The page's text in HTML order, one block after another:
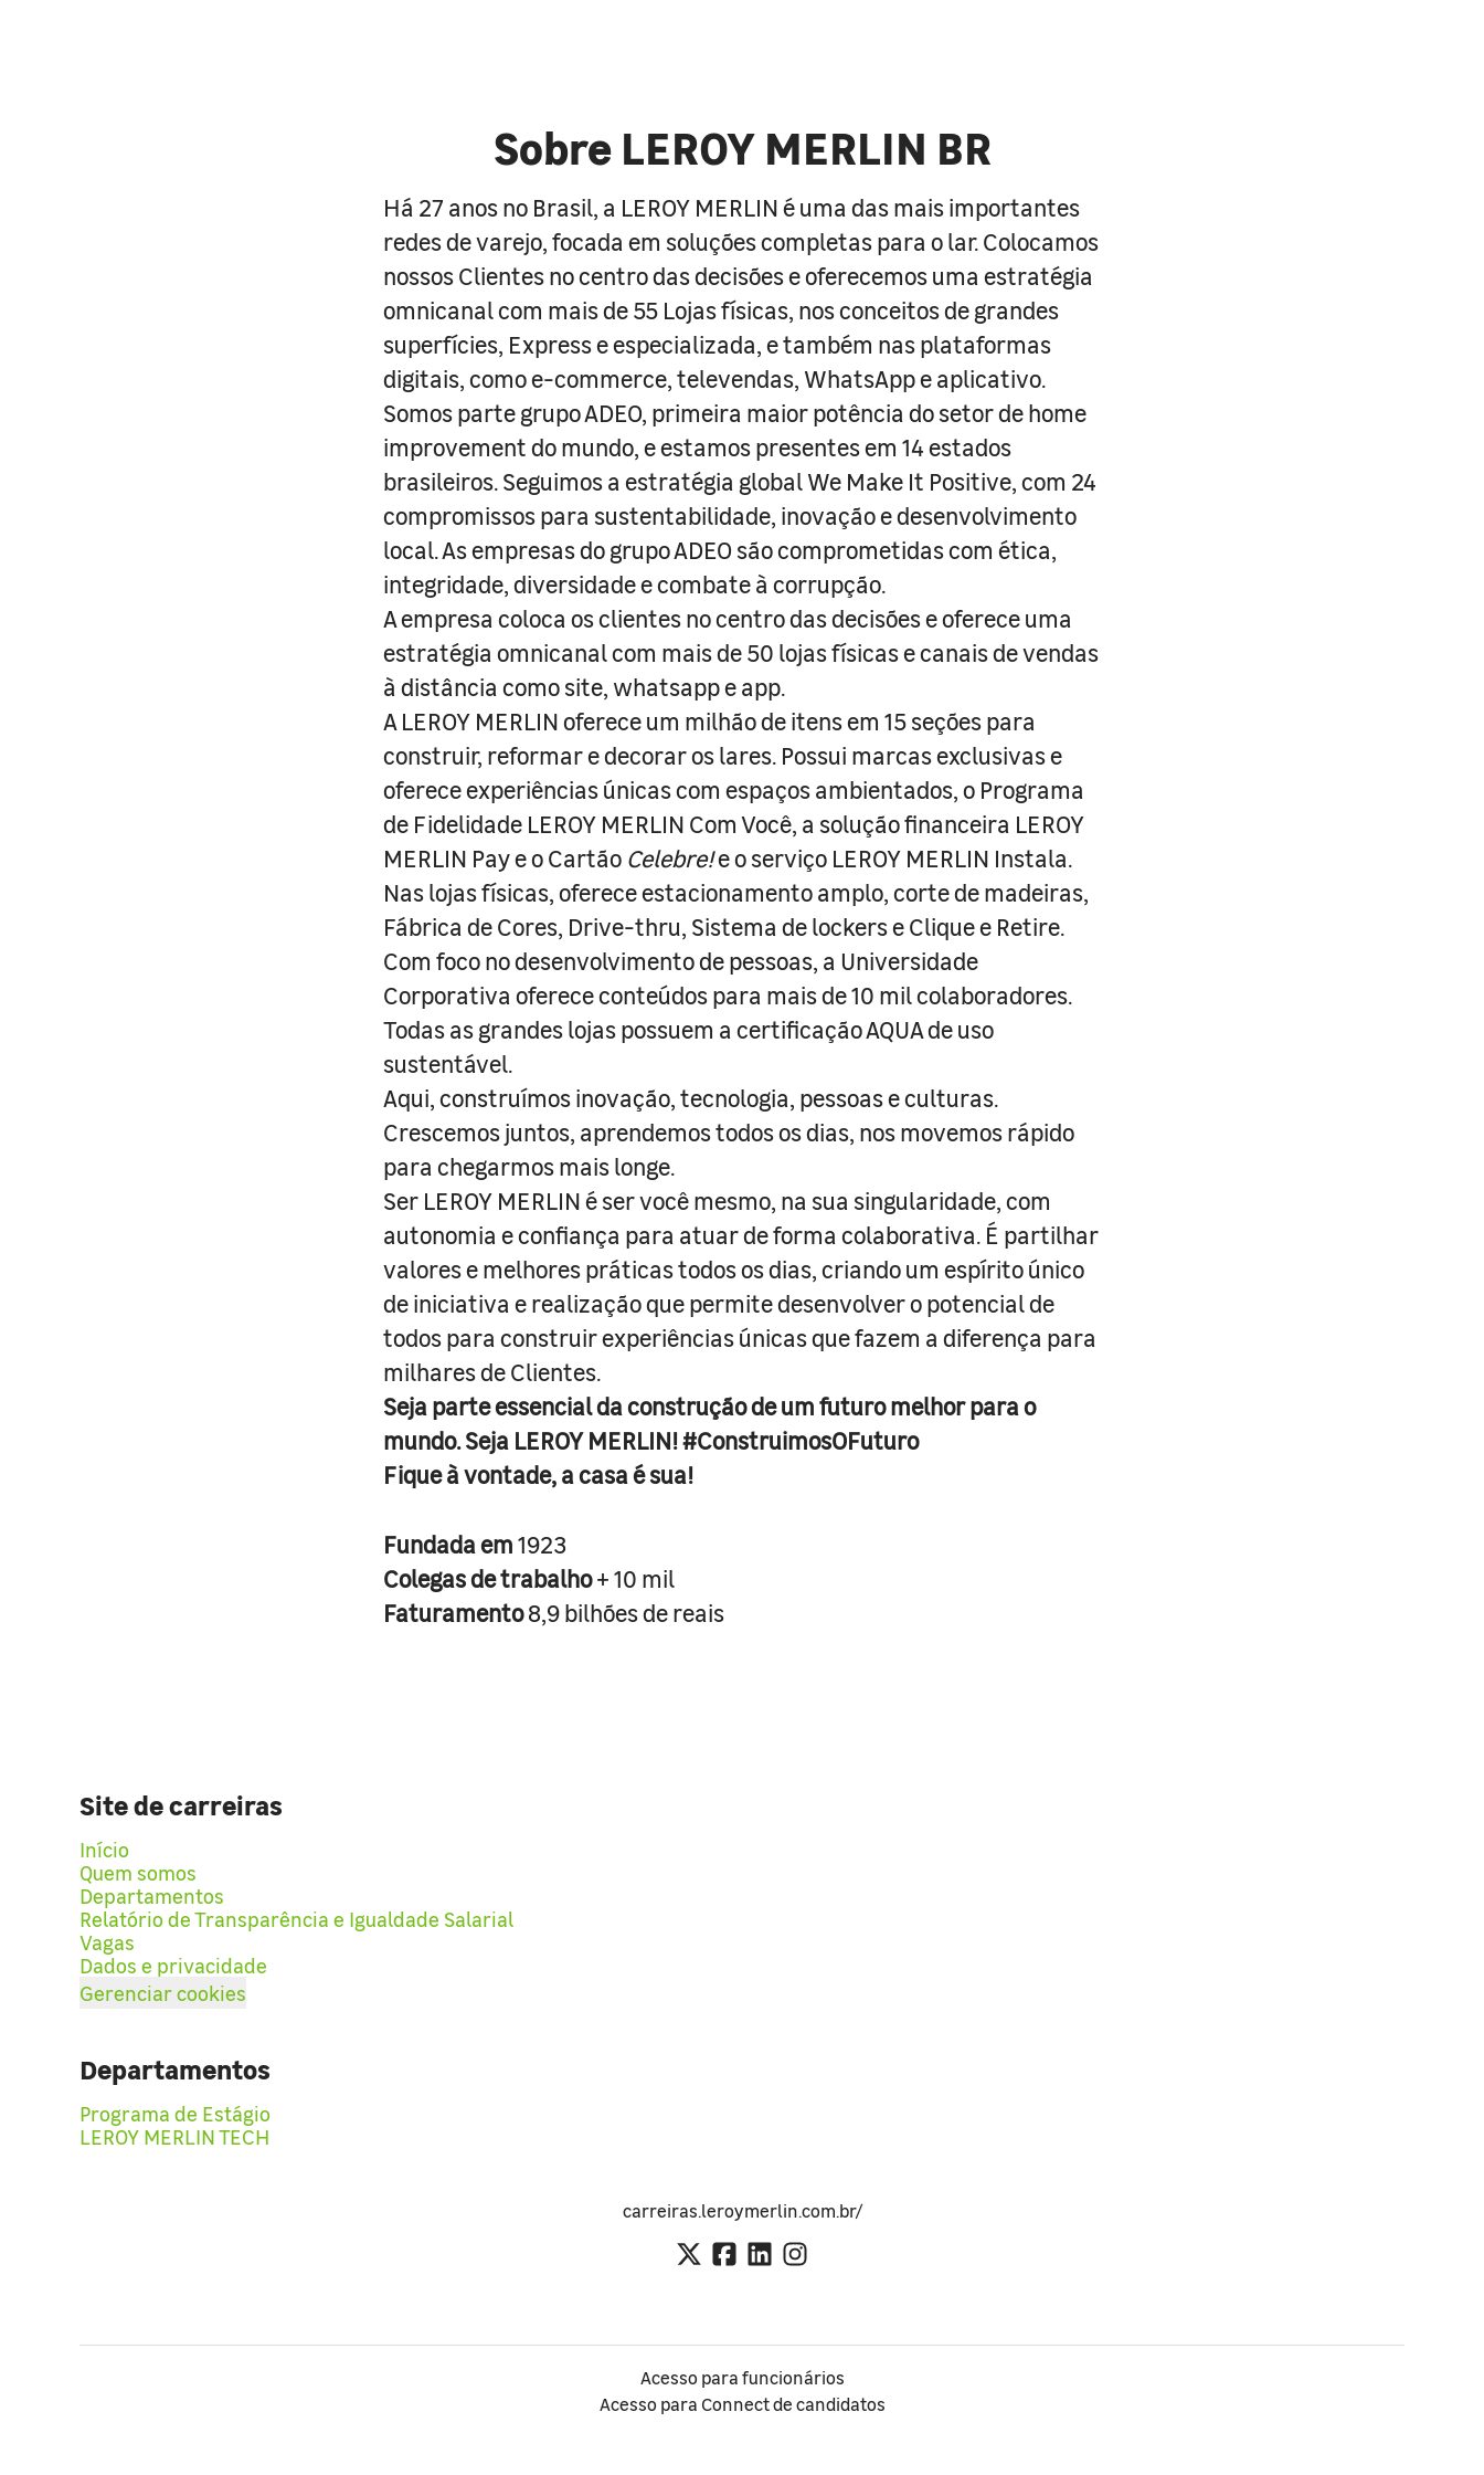
Sobre LEROY MERLIN BR
Há 27 anos no Brasil, a LEROY MERLIN é uma das mais importantes
redes de varejo, focada em soluções completas para o lar. Colocamos
nossos Clientes no centro das decisões e oferecemos uma estratégia
omnicanal com mais de 55 Lojas físicas, nos conceitos de grandes
superfícies, Express e especializada, e também nas plataformas
digitais, como e-commerce, televendas, WhatsApp e aplicativo.
Somos parte grupo ADEO, primeira maior potência do setor de home
improvement do mundo, e estamos presentes em 14 estados
brasileiros. Seguimos a estratégia global We Make It Positive, com 24
compromissos para sustentabilidade, inovação e desenvolvimento
local. As empresas do grupo ADEO são comprometidas com ética,
integridade, diversidade e combate à corrupção.
A empresa coloca os clientes no centro das decisões e oferece uma
estratégia omnicanal com mais de 50 lojas físicas e canais de vendas
à distância como site, whatsapp e app.
A LEROY MERLIN oferece um milhão de itens em 15 seções para
construir, reformar e decorar os lares. Possui marcas exclusivas e
oferece experiências únicas com espaços ambientados, o Programa
de Fidelidade LEROY MERLIN Com Você, a solução financeira LEROY
MERLIN Pay e o Cartão Celebre!e o serviço LEROY MERLIN Instala.
Nas lojas físicas, oferece estacionamento amplo, corte de madeiras,
Fábrica de Cores, Drive-thru, Sistema de lockers e Clique e Retire.
Com foco no desenvolvimento de pessoas, a Universidade
Corporativa oferece conteúdos para mais de 10 mil colaboradores.
Todas as grandes lojas possuem a certificação AQUA de uso
sustentável.
Aqui, construímos inovação, tecnologia, pessoas e culturas.
Crescemos juntos, aprendemos todos os dias, nos movemos rápido
para chegarmos mais longe.
Ser LEROY MERLIN é ser você mesmo, na sua singularidade, com
autonomia e confiança para atuar de forma colaborativa. É partilhar
valores e melhores práticas todos os dias, criando um espírito único
de iniciativa e realização que permite desenvolver o potencial de
todos para construir experiências únicas que fazem a diferença para
milhares de Clientes.
Seja parte essencial da construção de um futuro melhor para o
mundo. Seja LEROY MERLIN! #ConstruimosOFuturo
Fique à vontade, a casa é sua!
Fundada em1923
Colegas de trabalho+ 10 mil
Faturamento8,9 bilhões de reais
Site de carreiras
Início
Quem somos
Departamentos
Relatório de Transparência e Igualdade Salarial
Vagas
Dados e privacidade
Gerenciar cookies
Departamentos
Programa de Estágio
LEROY MERLIN TECH
carreiras.leroymerlin.com.br/
Acesso para funcionários
Acesso para Connect de candidatos